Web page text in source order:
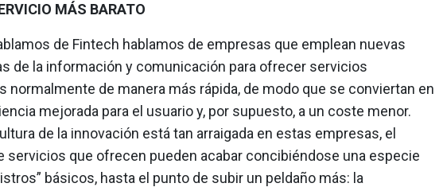
MÁS BARATO
de Fintech hablamos de empresas que emplean nuevas
de la información y comunicación para ofrecer servicios
normalmente de manera más rápida, de modo que se conviertan en
mejorada para el usuario y, por supuesto, a un coste menor.
de la innovación está tan arraigada en estas empresas, el
servicios que ofrecen pueden acabar concibiéndose una especie
básicos, hasta el punto de subir un peldaño más: la